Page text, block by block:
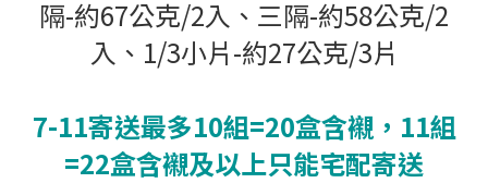
隔-約67公克/2入、三隔-約58公克/2
入、1/3小片-約27公克/3片
7-11寄送最多10組=20盒含襯，11組
=22盒含襯及以上只能宅配寄送